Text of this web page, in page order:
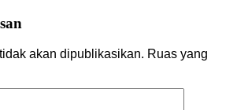
akan dipublikasikan. Ruas yang